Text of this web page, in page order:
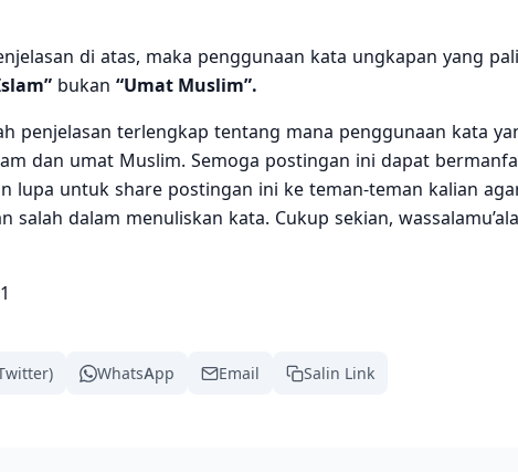
di atas, maka penggunaan kata ungkapan yang
bukan “Umat Muslim”.
penjelasan terlengkap tentang mana penggunaan kata
dan umat Muslim. Semoga postingan ini dapat
lupa untuk share postingan ini ke teman-teman kalian
salah dalam menuliskan kata. Cukup sekian,
1
WhatsApp Email Salin Link